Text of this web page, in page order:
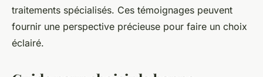
traitements spécialisés. Ces témoignages peuvent
fournir une perspective précieuse pour faire un choix
éclairé.